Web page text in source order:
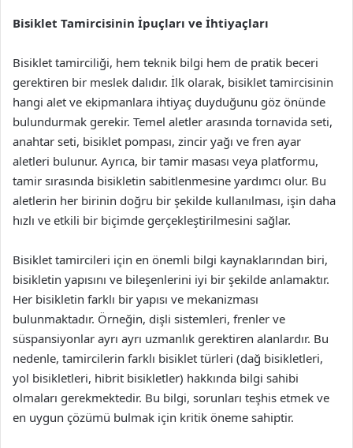
Bisiklet Tamircisinin İpuçları ve İhtiyaçları
Bisiklet tamirciliği, hem teknik bilgi hem de pratik beceri
gerektiren bir meslek dalıdır. İlk olarak, bisiklet tamircisinin
hangi alet ve ekipmanlara ihtiyaç duyduğunu göz önünde
bulundurmak gerekir. Temel aletler arasında tornavida seti,
anahtar seti, bisiklet pompası, zincir yağı ve fren ayar
aletleri bulunur. Ayrıca, bir tamir masası veya platformu,
tamir sırasında bisikletin sabitlenmesine yardımcı olur. Bu
aletlerin her birinin doğru bir şekilde kullanılması, işin daha
hızlı ve etkili bir biçimde gerçekleştirilmesini sağlar.
Bisiklet tamircileri için en önemli bilgi kaynaklarından biri,
bisikletin yapısını ve bileşenlerini iyi bir şekilde anlamaktır.
Her bisikletin farklı bir yapısı ve mekanizması
bulunmaktadır. Örneğin, dişli sistemleri, frenler ve
süspansiyonlar ayrı ayrı uzmanlık gerektiren alanlardır. Bu
nedenle, tamircilerin farklı bisiklet türleri (dağ bisikletleri,
yol bisikletleri, hibrit bisikletler) hakkında bilgi sahibi
olmaları gerekmektedir. Bu bilgi, sorunları teşhis etmek ve
en uygun çözümü bulmak için kritik öneme sahiptir.